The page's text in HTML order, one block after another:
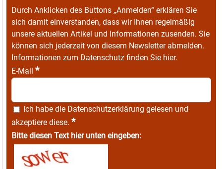
Durch Anklicken des Buttons „Anmelden“ erklären Sie
sich damit einverstanden, dass wir Ihnen regelmäßig
unsere aktuellen Artikel und Informationen zusenden. Sie
können sich jederzeit von diesem Newsletter abmelden.
Informationen zum Datenschutz finden Sie hier.
E-Mail *
Ich habe die Datenschutzerklärung gelesen und
akzeptiere diese. *
Bitte diesen Text hier unten eingeben: